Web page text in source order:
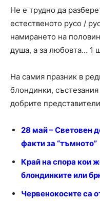
Не е трудно да
естественото русо /
намирането на
душа, а за любовта… 1
На самия празник в
блондинки,
добрите
28 май – Световен
факти за “тъмното”
Край на спора кои
блондинките или
Червенокосите са